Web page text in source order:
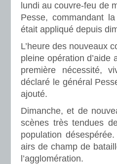
lundi au couvre-feu de
Pesse, commandant
était appliqué depuis
L’heure des nouveaux
pleine opération
première nécessité,
déclaré le général
ajouté.
Dimanche, et de
scènes très tendues
population
airs de champ de
l’agglomération.